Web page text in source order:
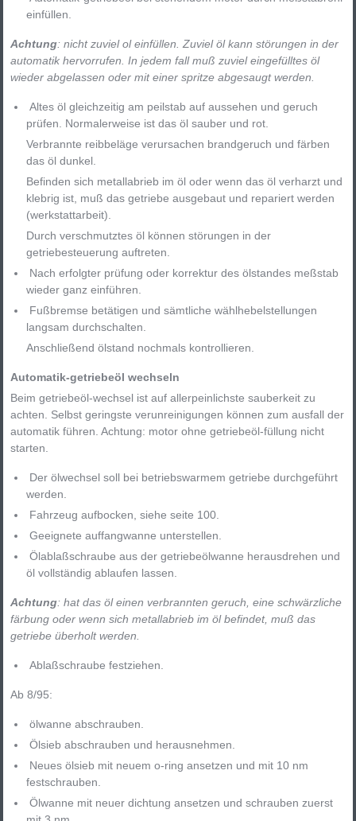
einfüllen.
Achtung: nicht zuviel ol einfüllen. Zuviel öl kann störungen in der
automatik hervorrufen. In jedem fall muß zuviel eingefülltes öl
wieder abgelassen oder mit einer spritze abgesaugt werden.
Altes öl gleichzeitig am peilstab auf aussehen und geruch
prüfen. Normalerweise ist das öl sauber und rot.
Verbrannte reibbeläge verursachen brandgeruch und färben
das öl dunkel.
Befinden sich metallabrieb im öl oder wenn das öl verharzt und
klebrig ist, muß das getriebe ausgebaut und repariert werden
(werkstattarbeit).
Durch verschmutztes öl können störungen in der
getriebesteuerung auftreten.
Nach erfolgter prüfung oder korrektur des ölstandes meßstab
wieder ganz einführen.
Fußbremse betätigen und sämtliche wählhebelstellungen
langsam durchschalten.
Anschließend ölstand nochmals kontrollieren.
Automatik-getriebeöl wechseln
Beim getriebeöl-wechsel ist auf allerpeinlichste sauberkeit zu
achten. Selbst geringste verunreinigungen können zum ausfall der
automatik führen. Achtung: motor ohne getriebeöl-füllung nicht
starten.
Der ölwechsel soll bei betriebswarmem getriebe durchgeführt
werden.
Fahrzeug aufbocken, siehe seite 100.
Geeignete auffangwanne unterstellen.
Ölablaßschraube aus der getriebeölwanne herausdrehen und
öl vollständig ablaufen lassen.
Achtung: hat das öl einen verbrannten geruch, eine schwärzliche
färbung oder wenn sich metallabrieb im öl befindet, muß das
getriebe überholt werden.
Ablaßschraube festziehen.
Ab 8/95:
ölwanne abschrauben.
Ölsieb abschrauben und herausnehmen.
Neues ölsieb mit neuem o-ring ansetzen und mit 10 nm
festschrauben.
Ölwanne mit neuer dichtung ansetzen und schrauben zuerst